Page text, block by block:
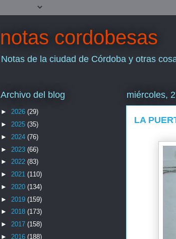
notas cordobesas
Notas de la ciudad de Córdoba y otras
miércoles,
LA
Archivo del blog
► 2026 (29)
► 2025 (35)
► 2024 (76)
► 2023 (66)
► 2022 (83)
► 2021 (110)
► 2020 (134)
► 2019 (159)
► 2018 (173)
► 2017 (158)
► 2016 (188)